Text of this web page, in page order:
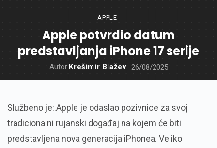
APPLE
Apple potvrdio datum
predstavljanja iPhone 17 serije
Autor Krešimir Blažev 26/08/2025
Službeno je:.Apple je odaslao pozivnice za svoj
tradicionalni rujanski događaj na kojem će biti
predstavljena nova generacija iPhonea. Veliko